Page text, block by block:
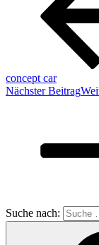
concept car
Nächster Beitrag
Suche nach: